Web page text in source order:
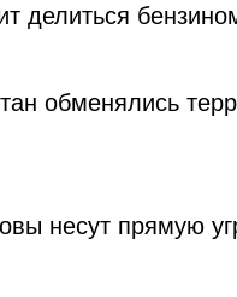
делиться
обменялись
несут прямую